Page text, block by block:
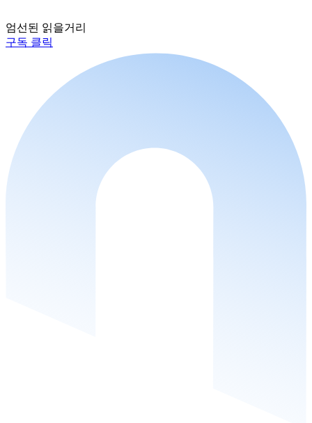
엄선된 읽을거리
구독 클릭